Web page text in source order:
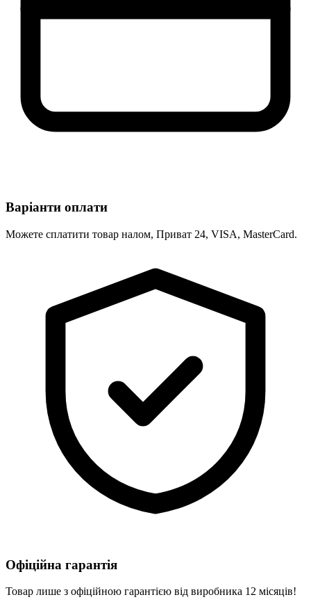
Варіанти оплати
Можете сплатити товар налом, Приват 24, VISA, MasterCard.
Офіційна гарантія
Товар лише з офіційною гарантією від виробника 12 місяців!